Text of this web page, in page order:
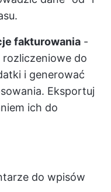
fakturowania -
do
i generować
Eksportuj
ich do
do wpisów